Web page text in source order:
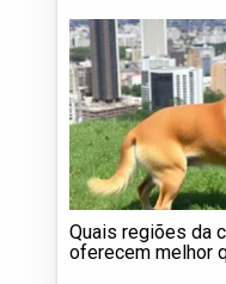
Quais regiões da
oferecem melhor